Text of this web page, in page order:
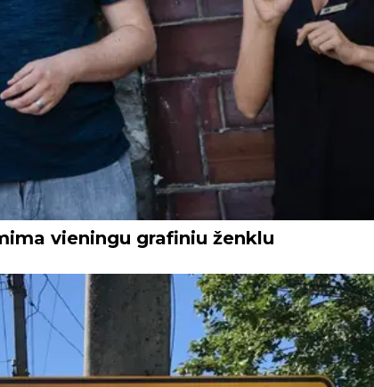
vieningu grafiniu ženklu